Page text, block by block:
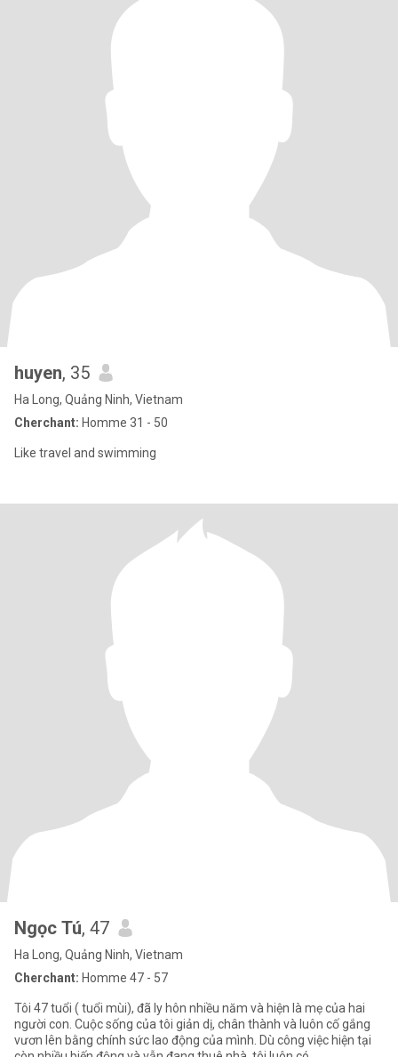
huyen, 35
Ha Long, Quảng Ninh, Vietnam
Cherchant: Homme 31 - 50
Like travel and swimming
Ngọc Tú, 47
Ha Long, Quảng Ninh, Vietnam
Cherchant: Homme 47 - 57
Tôi 47 tuổi ( tuổi mùi), đã ly hôn nhiều năm và hiện là mẹ của hai
người con. Cuộc sống của tôi giản dị, chân thành và luôn cố gắng
vươn lên bằng chính sức lao động của mình. Dù công việc hiện tại